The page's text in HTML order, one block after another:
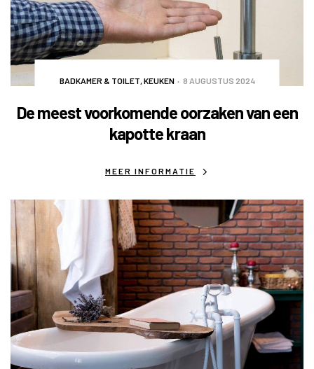
BADKAMER & TOILET,KEUKEN 8 AUGUSTUS 2024
De meest voorkomende oorzaken van een
kapotte kraan
MEER INFORMATIE